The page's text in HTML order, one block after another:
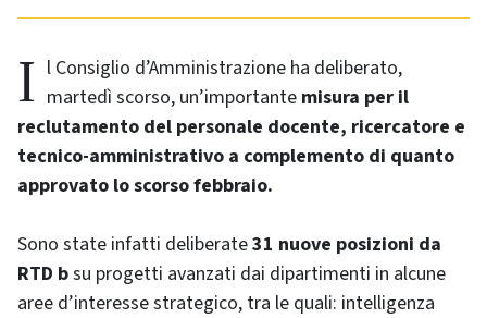
Il Consiglio d’Amministrazione ha deliberato, martedì scorso, un’importante misura per il
reclutamento del personale docente, ricercatore e
tecnico-amministrativo a complemento di quanto
approvato lo scorso febbraio.
Sono state infatti deliberate31 nuove posizioni da
RTD bsu progetti avanzati dai dipartimenti in alcune
aree d’interesse strategico, tra le quali: intelligenza